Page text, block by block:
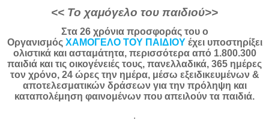
<< Το χαμόγελο του παιδιού>>
Στα 26 χρόνια προσφοράς του ο
Οργανισμός ΧΑΜΟΓΕΛΟ ΤΟΥ ΠΑΙΔΙΟΥέχει υποστηρίξει
ολιστικά και ασταμάτητα, περισσότερα από 1.800.300
παιδιά και τις οικογένειές τους, πανελλαδικά, 365 ημέρες
τον χρόνο, 24 ώρες την ημέρα, μέσω εξειδικευμένων &
αποτελεσματικών δράσεων για την πρόληψη και
καταπολέμηση φαινομένων που απειλούν τα παιδιά.
.